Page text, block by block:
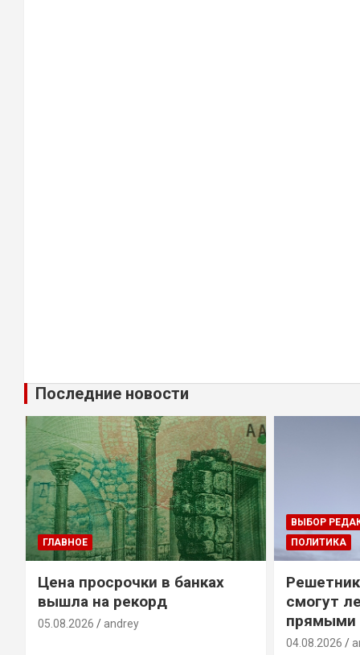
Последние новости
ГЛАВНОЕ
Цена просрочки в банках
вышла на рекорд
05.08.2026 andrey
ВЫБОР
ПОЛИТИКА
смогут
прямыми
04.08.2026